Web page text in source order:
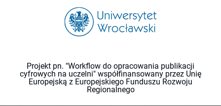
Projekt pn. "Workflow do opracowania publikacji
cyfrowych na uczelni" współfinansowany przez Unię
Europejską z Europejskiego Funduszu Rozwoju
Regionalnego